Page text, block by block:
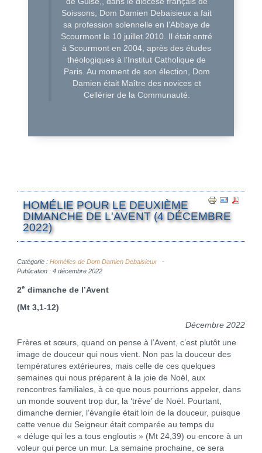
Soissons, Dom Damien Debaisieux a fait
sa profession solennelle en l’Abbaye de
Scourmont le 10 juillet 2010. Il était entré
à Scourmont en 2004, après des études
théologiques à l’Institut Catholique de
Paris. Au moment de son élection, Dom
Damien était Maître des novices et
Cellérier de la Communauté.
HOMÉLIE POUR LE DEUXIÈME
DIMANCHE DE L'AVENT (4 DÉCEMBRE
2022)
Catégorie : Homélies de Dom Damien Debaisieux
Publication : 4 décembre 2022
2edimanche de l’Avent
(Mt 3,1-12)
Décembre 2022
Frères et sœurs, quand on pense à l’Avent, c’est plutôt une
image de douceur qui nous vient. Non pas la douceur des
températures extérieures, mais celle de ces quelques
semaines qui nous préparent à la joie de Noël, aux
rencontres familiales, à ce que nous pourrions appeler, dans
un monde souvent trop dur, la ‘trêve’ de Noël. Pourtant,
dimanche dernier, l’évangile était loin de la douceur, puisque
cette venue du Seigneur était comparée au temps du
« déluge qui les a tous engloutis » (Mt 24,39) ou encore à un
voleur qui perce un mur. La semaine prochaine, ce sera